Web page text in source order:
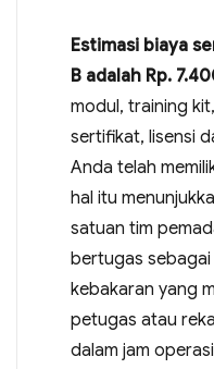
Estimasi biaya
B adalah Rp.
modul, training
sertifikat, lisensi
Anda telah
hal itu
satuan tim
bertugas
kebakaran yang
petugas atau
dalam jam